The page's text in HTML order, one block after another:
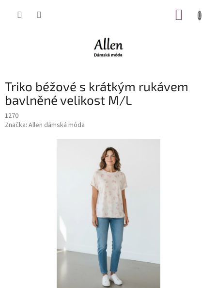
Triko béžové s krátkým rukávem
bavlněné velikost M/L
1270
Značka: Allen dámská móda